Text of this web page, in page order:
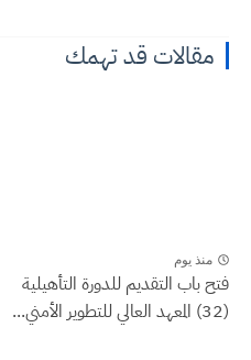
مقالات قد تهمك
منذ يوم
فتح باب التقديم للدورة التأهيلية
(32) المعهد العالي للتطوير الأمني...